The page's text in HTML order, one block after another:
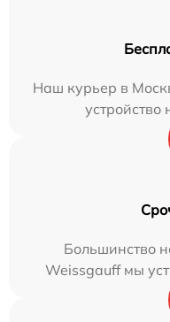
Наш курьер в
устройство
Большинство
Weissgauff мы